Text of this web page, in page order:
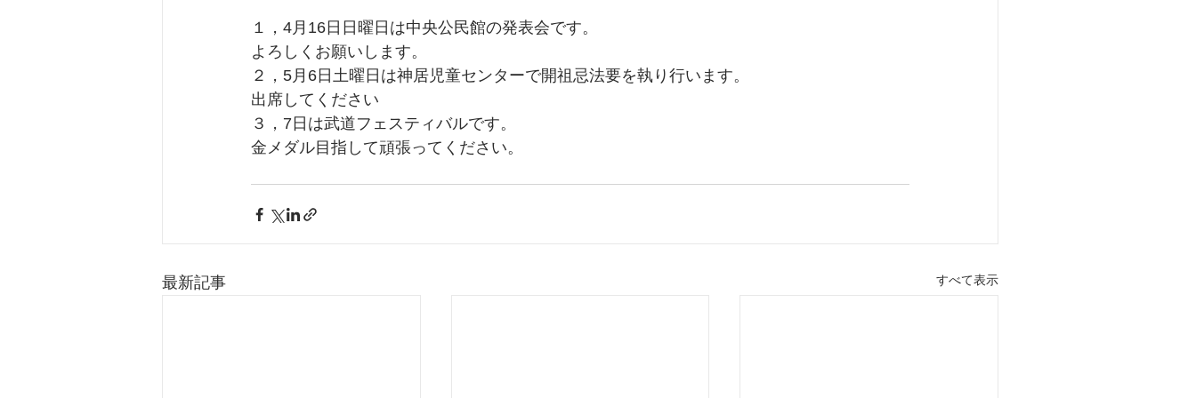
１，4月16日日曜日は中央公民館の発表会です。
よろしくお願いします。
２，5月6日土曜日は神居児童センターで開祖忌法要を執り行います。
出席してください
３，7日は武道フェスティバルです。
金メダル目指して頑張ってください。
最新記事 すべて表示